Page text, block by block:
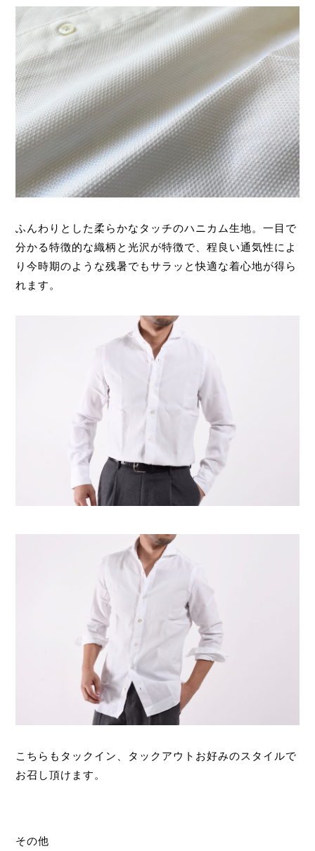
ふんわりとした柔らかなタッチのハニカム生地。一目で
分かる特徴的な織柄と光沢が特徴で、程良い通気性によ
り今時期のような残暑でもサラッと快適な着心地が得ら
れます。
こちらもタックイン、タックアウトお好みのスタイルで
お召し頂けます。
その他